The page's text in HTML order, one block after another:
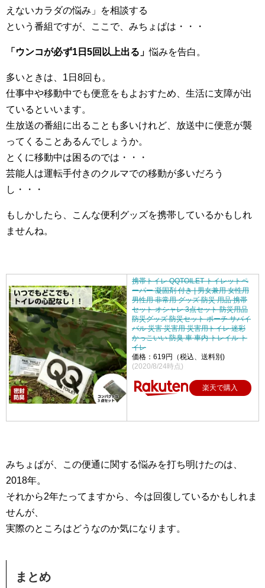
えないカラダの悩み」を相談する
という番組ですが、ここで、みちょぱは・・・
「ウンコが必ず1日5回以上出る」悩みを告白。
多いときは、1日8回も。
仕事中や移動中でも便意をもよおすため、生活に支障が出
ているといいます。
生放送の番組に出ることも多いけれど、放送中に便意が襲
ってくることあるんでしょうか。
とくに移動中は困るのでは・・・
芸能人は運転手付きのクルマでの移動が多いだろう
し・・・
もしかしたら、こんな便利グッズを携帯しているかもしれ
ませんね。
携帯トイレ QQTOILET トイレットペ
ーパー 凝固剤 付き | 男女兼用 女性用
男性用 非常用 グッズ 防災 用品 携帯
セット オシャレ 3点セット 防災用品
防災グッズ 防災セット ポーチ サバイ
バル 災害 災害用 災害用トイレ 迷彩
かっこいい 防臭 車 車内 トレイル ト
イレ
価格：619円（税込、送料別)
(2020/8/24時点)
楽天で購入
みちょぱが、この便通に関する悩みを打ち明けたのは、
2018年。
それから2年たってますから、今は回復しているかもしれま
せんが、
実際のところはどうなのか気になります。
まとめ